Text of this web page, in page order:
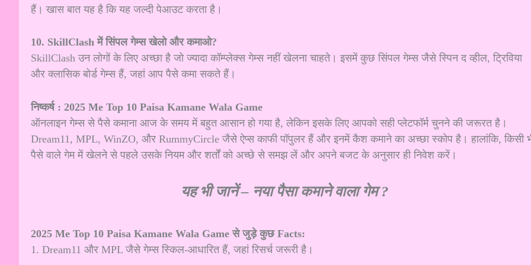
हैं। खास बात यह है कि यह जल्दी पेआउट करता है।
10. SkillClash में सिंपल गेम्स खेलो और कमाओ?
SkillClash उन लोगों के लिए अच्छा है जो ज्यादा कॉम्प्लेक्स गेम्स नहीं खेलना चाहते। इसमें कुछ सिंपल गेम्स जैसे स्पिन द व्हील, ट्रिविया
और क्लासिक बोर्ड गेम्स हैं, जहां आप पैसे कमा सकते हैं।
निष्कर्ष : 2025 Me Top 10 Paisa Kamane Wala Game
ऑनलाइन गेम्स से पैसे कमाना आज के समय में बहुत आसान हो गया है, लेकिन इसके लिए आपको सही प्लेटफॉर्म चुनने की जरूरत है।
Dream11, MPL, WinZO, और RummyCircle जैसे ऐप्स काफी पॉपुलर हैं और इनमें कैश कमाने का अच्छा स्कोप है। हालांकि, किसी
पैसे वाले गेम में खेलने से पहले उसके नियम और शर्तों को अच्छे से समझ लें और अपने बजट के अनुसार ही निवेश करें।
यह भी जानें – नया पैसा कमाने वाला गेम ?
2025 Me Top 10 Paisa Kamane Wala Game से जुड़े कुछ Facts:
1. Dream11 और MPL जैसे गेम्स स्किल-आधारित हैं, जहां रिसर्च जरूरी है।